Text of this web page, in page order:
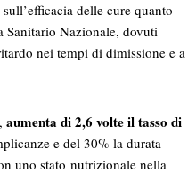
delle cure quanto
Sanitario Nazionale, dovuti
nei tempi di dimissione e a
aumenta di 2,6 volte il tasso di
e del 30% la durata
uno stato nutrizionale nella